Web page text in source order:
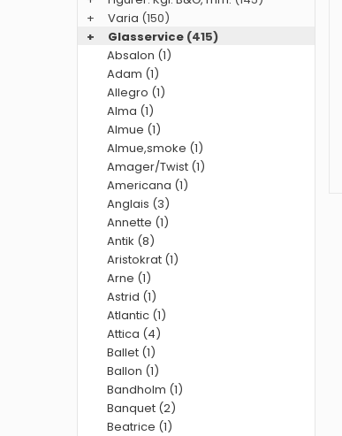
+
Varia (150)
+
Glasservice (415)
Absalon (1)
Adam (1)
Allegro (1)
Alma (1)
Almue (1)
Almue,smoke (1)
Amager/Twist (1)
Americana (1)
Anglais (3)
Annette (1)
Antik (8)
Aristokrat (1)
Arne (1)
Astrid (1)
Atlantic (1)
Attica (4)
Ballet (1)
Ballon (1)
Bandholm (1)
Banquet (2)
Beatrice (1)